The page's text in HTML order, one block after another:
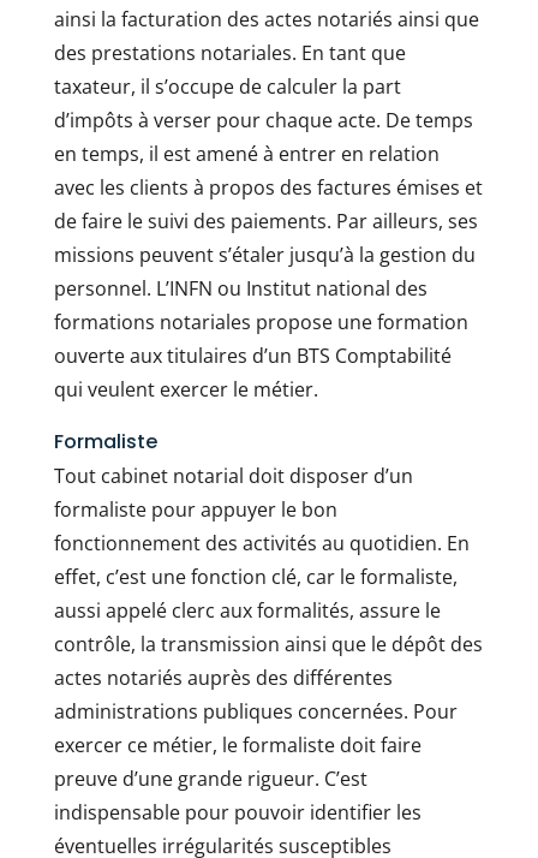
ainsi la facturation des actes notariés ainsi que
des prestations notariales. En tant que
taxateur, il s’occupe de calculer la part
d’impôts à verser pour chaque acte. De temps
en temps, il est amené à entrer en relation
avec les clients à propos des factures émises et
de faire le suivi des paiements. Par ailleurs, ses
missions peuvent s’étaler jusqu’à la gestion du
personnel. L’INFN ou Institut national des
formations notariales propose une formation
ouverte aux titulaires d’un BTS Comptabilité
qui veulent exercer le métier.
Formaliste
Tout cabinet notarial doit disposer d’un
formaliste pour appuyer le bon
fonctionnement des activités au quotidien. En
effet, c’est une fonction clé, car le formaliste,
aussi appelé clerc aux formalités, assure le
contrôle, la transmission ainsi que le dépôt des
actes notariés auprès des différentes
administrations publiques concernées. Pour
exercer ce métier, le formaliste doit faire
preuve d’une grande rigueur. C’est
indispensable pour pouvoir identifier les
éventuelles irrégularités susceptibles